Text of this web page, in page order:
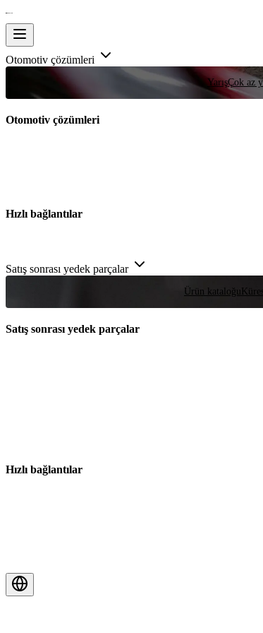
Otomotiv çözümleri
YarışÇok az
Otomotiv çözümleri
Hızlı bağlantılar
Satış sonrası yedek parçalar
Ürün kataloğu
Satış sonrası yedek parçalar
Hızlı bağlantılar